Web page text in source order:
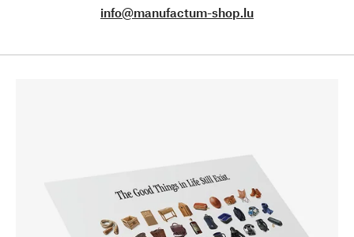
info@manufactum-shop.lu